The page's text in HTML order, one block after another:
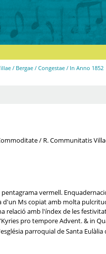
/ Bergae / Congestae / In Anno 1852
/ R. Communitatis
vermell.
d'un Ms copiat amb molta
amb l'índex de les
pro tempore Advent. & in
parroquial de Santa Eulàlia